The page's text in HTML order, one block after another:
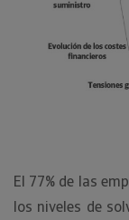
El 77% de las
los niveles de